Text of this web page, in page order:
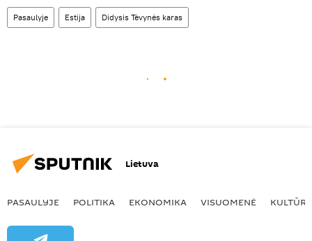
Pasaulyje Estija Didysis Tėvynės karas
Lietuva
PASAULYJE POLITIKA EKONOMIKA VISUOMENĖ KULTŪRA